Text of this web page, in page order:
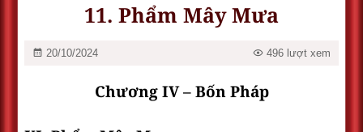
11. Phẩm Mây Mưa
20/10/2024 496 lượt xem
Chương IV – Bốn Pháp